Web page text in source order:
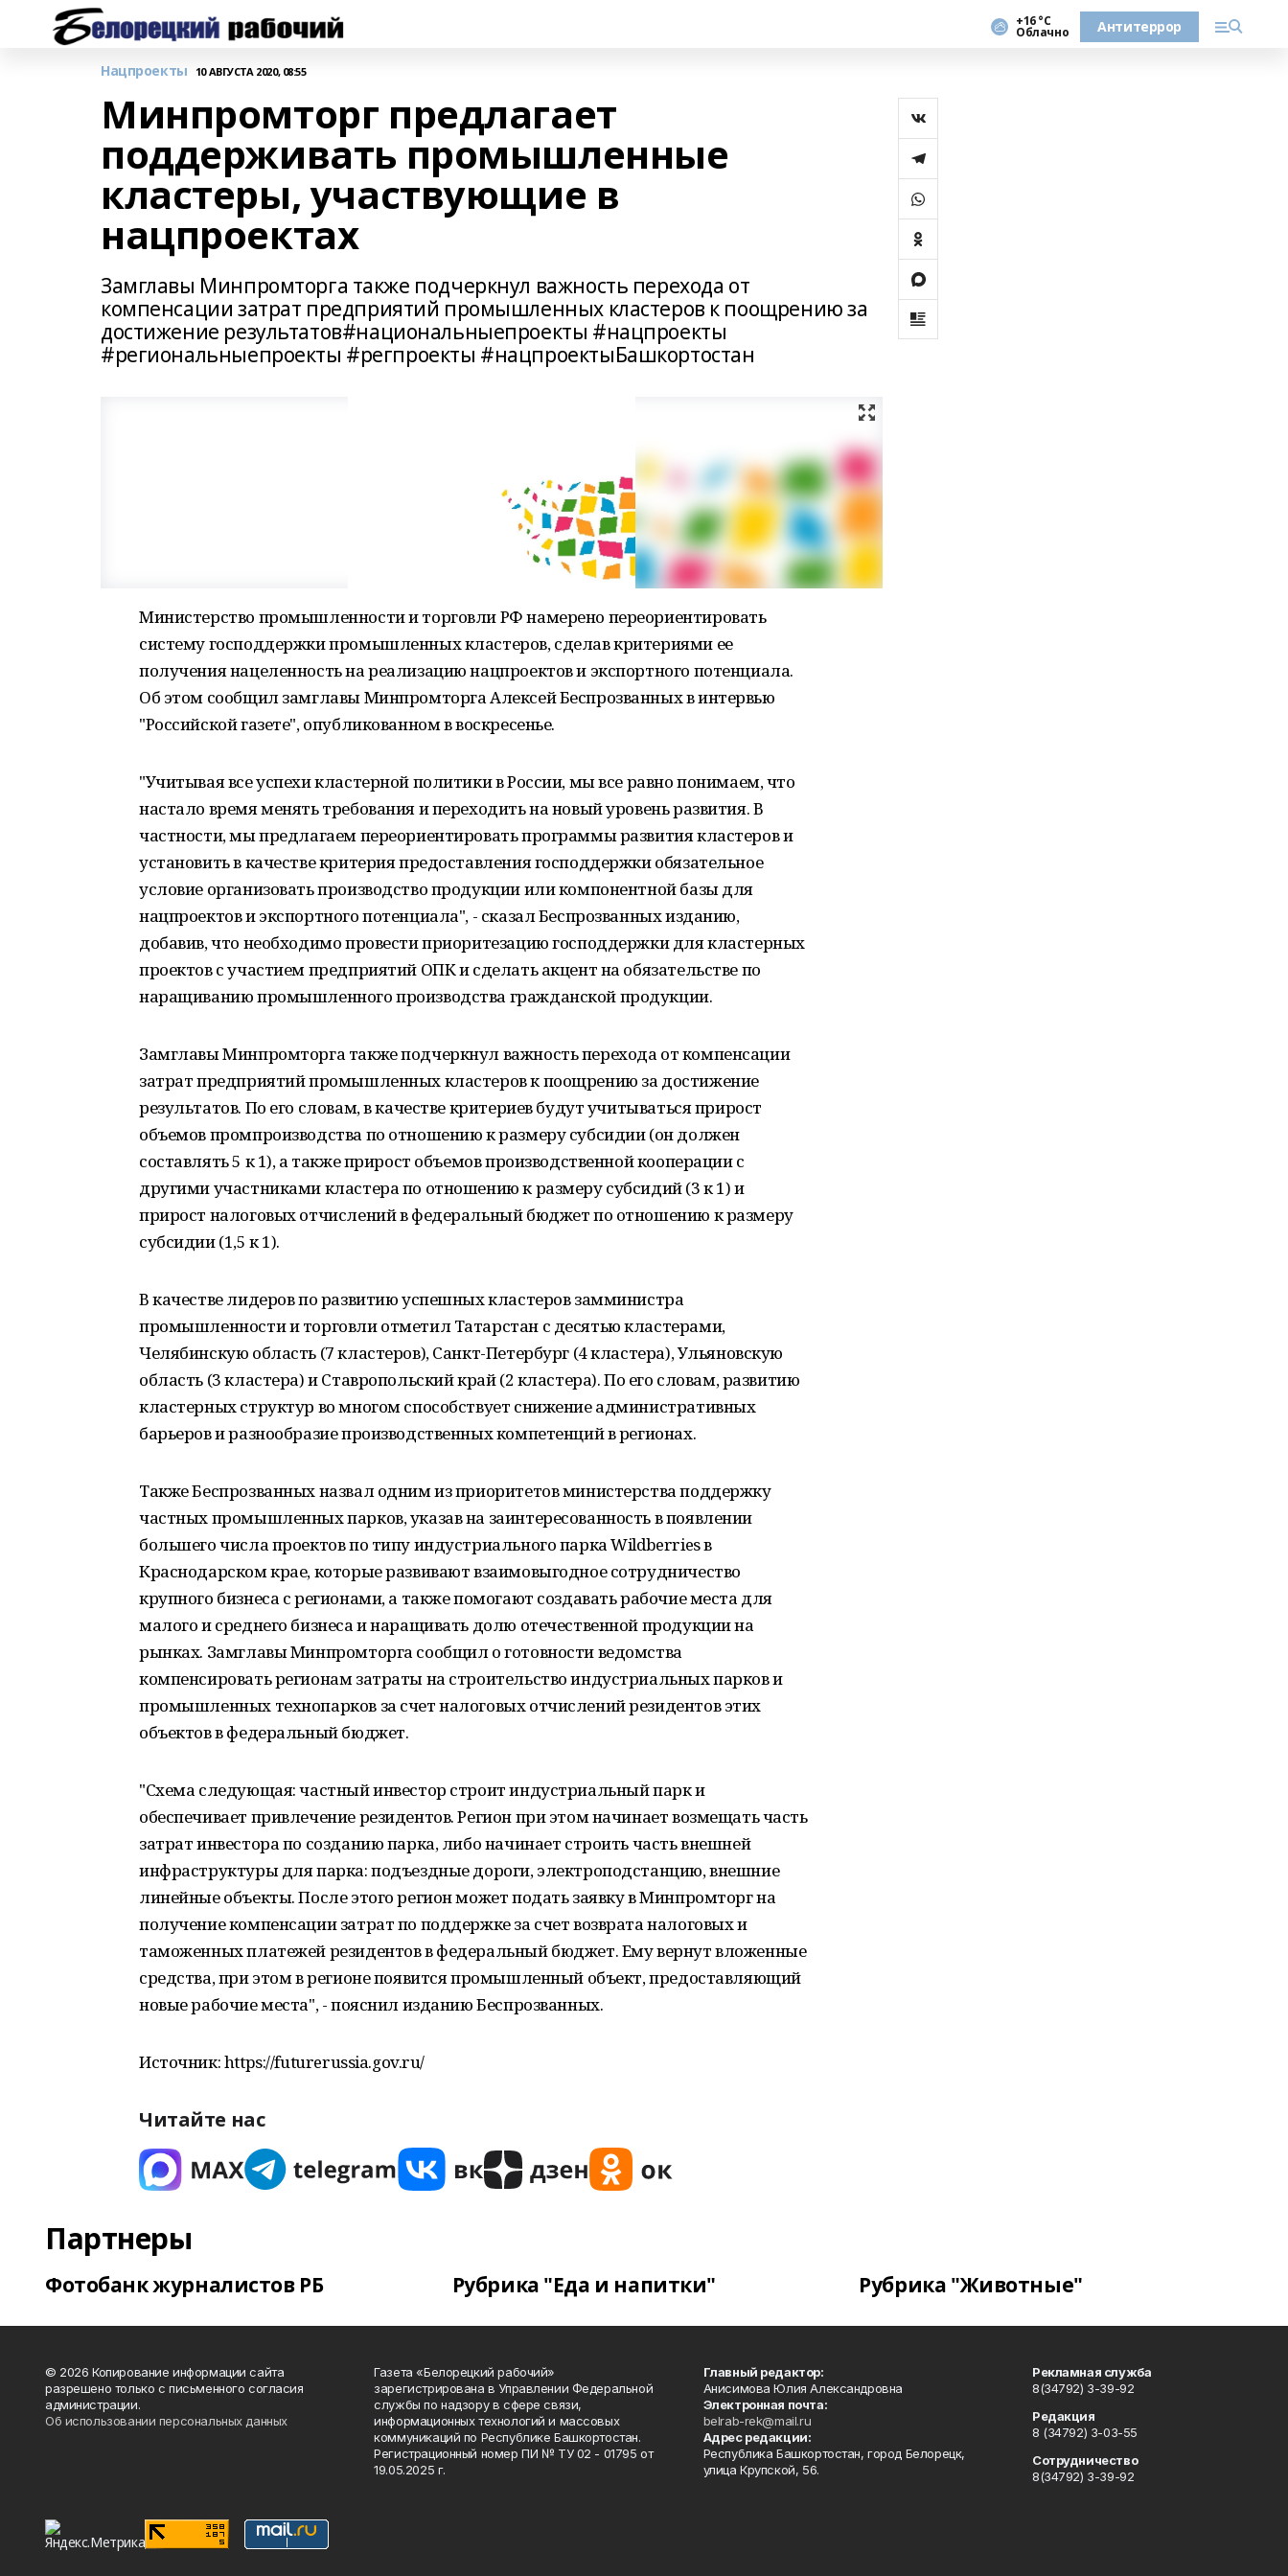
+16 °С
Облачно Антитеррор
Нацпроекты 10 АВГУСТА 2020, 08:55
Минпромторг предлагает
поддерживать промышленные
кластеры, участвующие в
нацпроектах
Замглавы Минпромторга также подчеркнул важность перехода от
компенсации затрат предприятий промышленных кластеров к поощрению за
достижение результатов#национальныепроекты #нацпроекты
#региональныепроекты #регпроекты #нацпроектыБашкортостан
Министерство промышленности и торговли РФ намерено переориентировать
систему господдержки промышленных кластеров, сделав критериями ее
получения нацеленность на реализацию нацпроектов и экспортного потенциала.
Об этом сообщил замглавы Минпромторга Алексей Беспрозванных в интервью
"Российской газете", опубликованном в воскресенье.
"Учитывая все успехи кластерной политики в России, мы все равно понимаем, что
настало время менять требования и переходить на новый уровень развития. В
частности, мы предлагаем переориентировать программы развития кластеров и
установить в качестве критерия предоставления господдержки обязательное
условие организовать производство продукции или компонентной базы для
нацпроектов и экспортного потенциала", - сказал Беспрозванных изданию,
добавив, что необходимо провести приоритезацию господдержки для кластерных
проектов с участием предприятий ОПК и сделать акцент на обязательстве по
наращиванию промышленного производства гражданской продукции.
Замглавы Минпромторга также подчеркнул важность перехода от компенсации
затрат предприятий промышленных кластеров к поощрению за достижение
результатов. По его словам, в качестве критериев будут учитываться прирост
объемов промпроизводства по отношению к размеру субсидии (он должен
составлять 5 к 1), а также прирост объемов производственной кооперации с
другими участниками кластера по отношению к размеру субсидий (3 к 1) и
прирост налоговых отчислений в федеральный бюджет по отношению к размеру
субсидии (1,5 к 1).
В качестве лидеров по развитию успешных кластеров замминистра
промышленности и торговли отметил Татарстан с десятью кластерами,
Челябинскую область (7 кластеров), Санкт-Петербург (4 кластера), Ульяновскую
область (3 кластера) и Ставропольский край (2 кластера). По его словам, развитию
кластерных структур во многом способствует снижение административных
барьеров и разнообразие производственных компетенций в регионах.
Также Беспрозванных назвал одним из приоритетов министерства поддержку
частных промышленных парков, указав на заинтересованность в появлении
большего числа проектов по типу индустриального парка Wildberries в
Краснодарском крае, которые развивают взаимовыгодное сотрудничество
крупного бизнеса с регионами, а также помогают создавать рабочие места для
малого и среднего бизнеса и наращивать долю отечественной продукции на
рынках. Замглавы Минпромторга сообщил о готовности ведомства
компенсировать регионам затраты на строительство индустриальных парков и
промышленных технопарков за счет налоговых отчислений резидентов этих
объектов в федеральный бюджет.
"Схема следующая: частный инвестор строит индустриальный парк и
обеспечивает привлечение резидентов. Регион при этом начинает возмещать часть
затрат инвестора по созданию парка, либо начинает строить часть внешней
инфраструктуры для парка: подъездные дороги, электроподстанцию, внешние
линейные объекты. После этого регион может подать заявку в Минпромторг на
получение компенсации затрат по поддержке за счет возврата налоговых и
таможенных платежей резидентов в федеральный бюджет. Ему вернут вложенные
средства, при этом в регионе появится промышленный объект, предоставляющий
новые рабочие места", - пояснил изданию Беспрозванных.
Источник: https://futurerussia.gov.ru/
Читайте нас
Партнеры
Фотобанк журналистов РБ Рубрика "Еда и напитки" Рубрика "Животные"
© 2026 Копирование информации сайта
разрешено только с письменного согласия
администрации.
Об использовании персональных данных
Газета «Белорецкий рабочий»
зарегистрирована в Управлении Федеральной
службы по надзору в сфере связи,
информационных технологий и массовых
коммуникаций по Республике Башкортостан.
Регистрационный номер ПИ № ТУ 02 - 01795 от
19.05.2025 г.
Главный редактор:
Анисимова Юлия Александровна
Электронная почта:
belrab-rek@mail.ru
Адрес редакции:
Республика Башкортостан, город Белорецк,
улица Крупской, 56.
Рекламная служба
8(34792) 3-39-92
Редакция
8 (34792) 3-03-55
Сотрудничество
8(34792) 3-39-92